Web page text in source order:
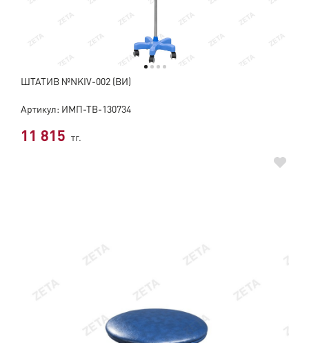
ШТАТИВ №NKIV-002 (ВИ)
Артикул: ИМП-ТВ-130734
11 815 тг.